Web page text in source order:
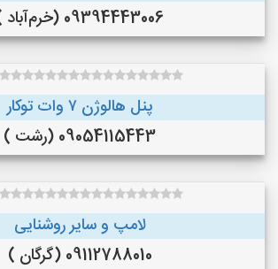
09394443006 (خرم‌آباد )
پنل هالوژن ۷ وات توکار
09054115443 (رشت )
لامپ و سایر روشنایی
09112788010 (گرگان )